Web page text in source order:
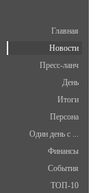
Главная
Новости
Пресс-ланч
День
Итоги
Персона
Один день с ...
Финансы
События
ТОП-10